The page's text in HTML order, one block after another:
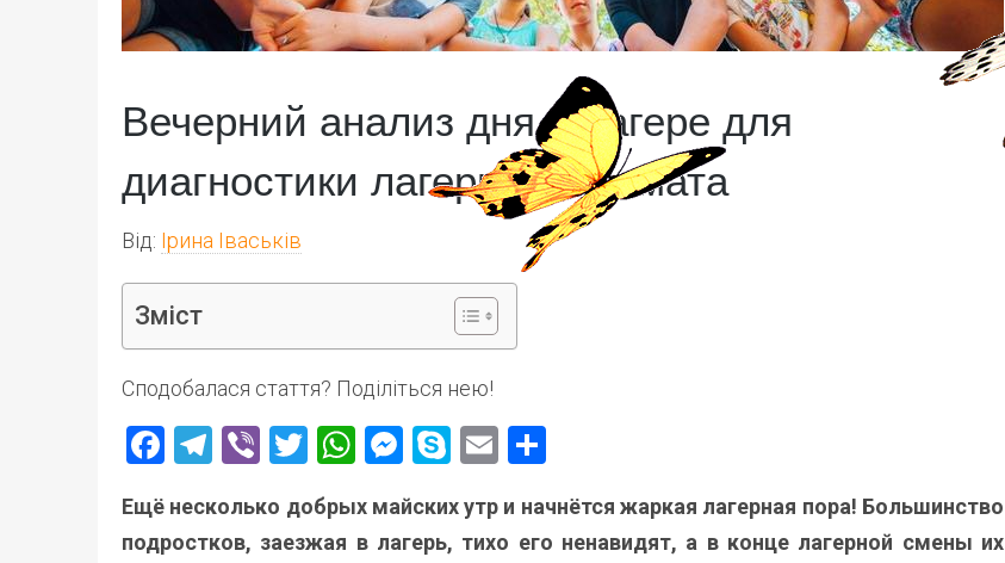
Вечерний анализ дня в лагере для
диагностики лагерного климата
Від: Ірина Іваськів
Зміст
Сподобалася стаття? Поділіться нею!
Facebook
Telegram
ViberTwitter
WhatsApp
Messenger
Skype
Email
Ещё несколько добрых майских утр и начнётся жаркая лагерная пора! Большинство
подростков, заезжая в лагерь, тихо его ненавидят, а в конце лагерной смены их